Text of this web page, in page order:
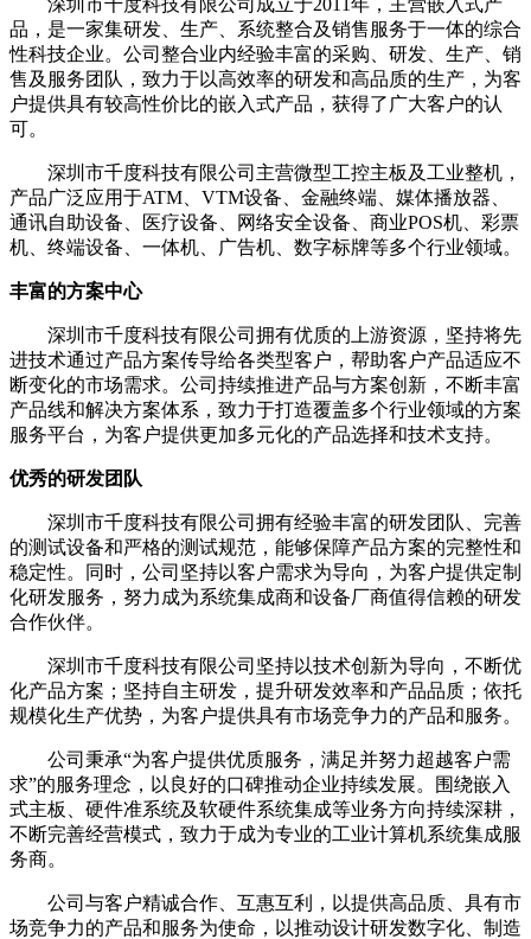
品，是一家集研发、生产、系统整合及销售服务于一体的综合
性科技企业。公司整合业内经验丰富的采购、研发、生产、销
售及服务团队，致力于以高效率的研发和高品质的生产，为客
户提供具有较高性价比的嵌入式产品，获得了广大客户的认
可。
深圳市千度科技有限公司主营微型工控主板及工业整机，
产品广泛应用于ATM、VTM设备、金融终端、媒体播放器、
通讯自助设备、医疗设备、网络安全设备、商业POS机、彩票
机、终端设备、一体机、广告机、数字标牌等多个行业领域。
丰富的方案中心
深圳市千度科技有限公司拥有优质的上游资源，坚持将先
进技术通过产品方案传导给各类型客户，帮助客户产品适应不
断变化的市场需求。公司持续推进产品与方案创新，不断丰富
产品线和解决方案体系，致力于打造覆盖多个行业领域的方案
服务平台，为客户提供更加多元化的产品选择和技术支持。
优秀的研发团队
深圳市千度科技有限公司拥有经验丰富的研发团队、完善
的测试设备和严格的测试规范，能够保障产品方案的完整性和
稳定性。同时，公司坚持以客户需求为导向，为客户提供定制
化研发服务，努力成为系统集成商和设备厂商值得信赖的研发
合作伙伴。
深圳市千度科技有限公司坚持以技术创新为导向，不断优
化产品方案；坚持自主研发，提升研发效率和产品品质；依托
规模化生产优势，为客户提供具有市场竞争力的产品和服务。
公司秉承“为客户提供优质服务，满足并努力超越客户需
求”的服务理念，以良好的口碑推动企业持续发展。围绕嵌入
式主板、硬件准系统及软硬件系统集成等业务方向持续深耕，
不断完善经营模式，致力于成为专业的工业计算机系统集成服
务商。
公司与客户精诚合作、互惠互利，以提供高品质、具有市
场竞争力的产品和服务为使命，以推动设计研发数字化、制造